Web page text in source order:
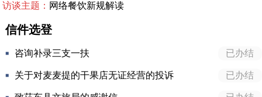
访谈主题： 网络餐饮新规解读
信件选登
已办结
咨询补录三支一扶
已办结
关于对麦麦提的干果店无证经营的投诉